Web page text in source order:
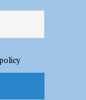
ostica